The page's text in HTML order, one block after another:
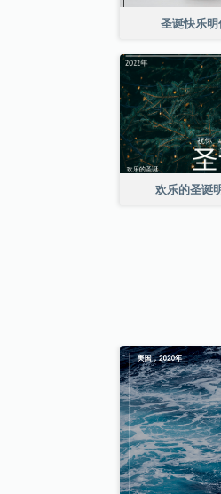
圣诞快乐
欢乐的圣诞